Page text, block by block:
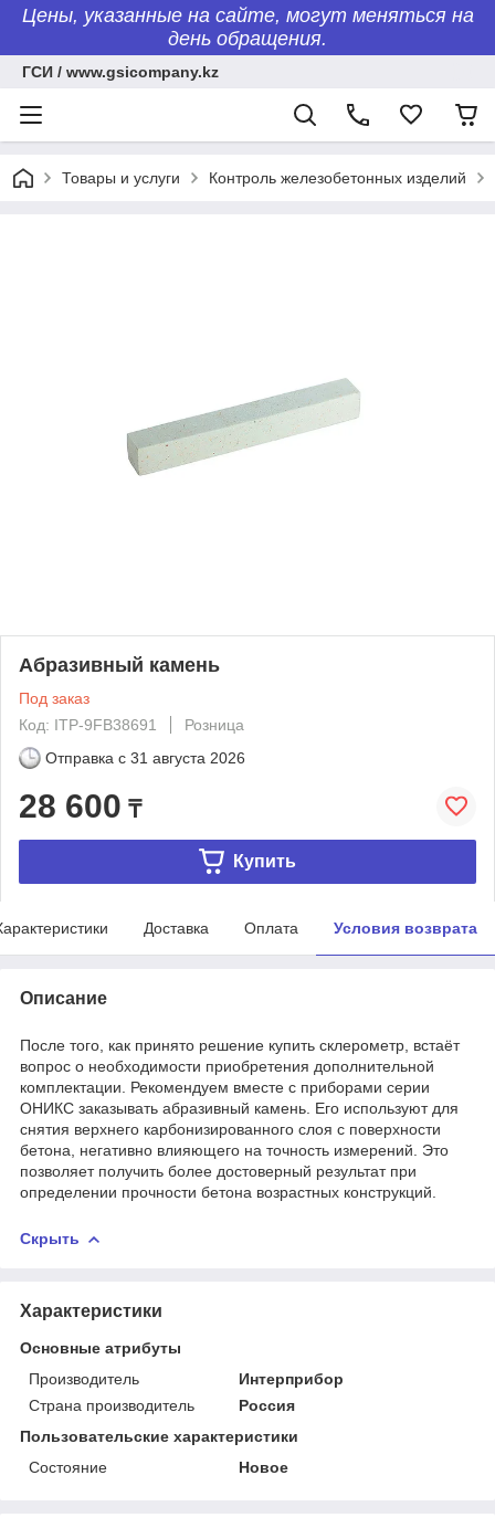
Цены, указанные на сайте, могут меняться на
день обращения.
ГСИ / www.gsicompany.kz
Товары и услуги Контроль железобетонных изделий
Абразивный камень
Под заказ
Код: ITP-9FB38691
Розница
Отправка с 31 августа 2026
28 600 ₸
Купить
Доставка Оплата Условия возврата
Описание
После того, как принято решение купить склерометр, встаёт
вопрос о необходимости приобретения дополнительной
комплектации. Рекомендуем вместе с приборами серии
ОНИКС заказывать абразивный камень. Его используют для
снятия верхнего карбонизированного слоя с поверхности
бетона, негативно влияющего на точность измерений. Это
позволяет получить более достоверный результат при
определении прочности бетона возрастных конструкций.
Скрыть
Характеристики
Основные атрибуты
Производитель
Интерприбор
Страна производитель
Россия
Пользовательские характеристики
Состояние
Новое